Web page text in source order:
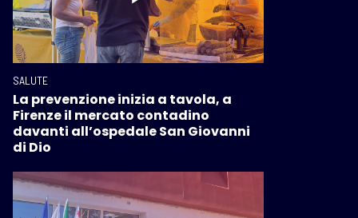
SALUTE
La prevenzione inizia a tavola, a
Firenze il mercato contadino
davanti all’ospedale San Giovanni
di Dio